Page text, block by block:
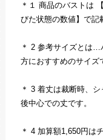
＊１ 商品のバストは
びた状態の数値】で記
＊ 2 参考サイズとは…
方におすすめのサイズ
＊ 3 着丈は裁断時、
後中心での丈です。
＊ 4 加算額1,650円は